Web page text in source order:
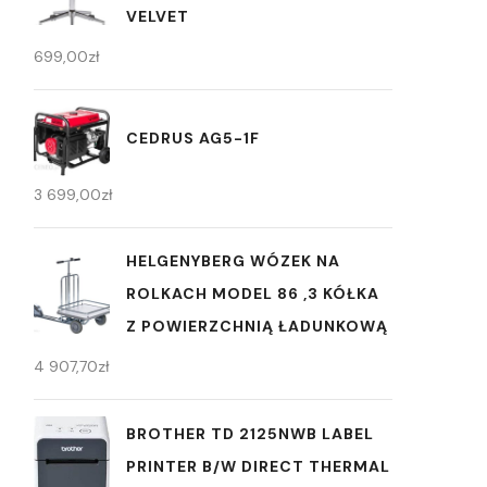
VELVET
699,00zł
CEDRUS AG5-1F
3 699,00zł
HELGENYBERG WÓZEK NA
ROLKACH MODEL 86 ,3 KÓŁKA
Z POWIERZCHNIĄ ŁADUNKOWĄ
4 907,70zł
BROTHER TD 2125NWB LABEL
PRINTER B/W DIRECT THERMAL